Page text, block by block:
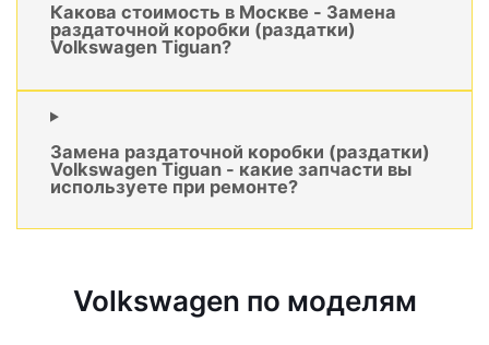
Какова стоимость в Москве - Замена
раздаточной коробки (раздатки)
Volkswagen Tiguan?
Замена раздаточной коробки (раздатки)
Volkswagen Tiguan - какие запчасти вы
используете при ремонте?
Volkswagen по моделям